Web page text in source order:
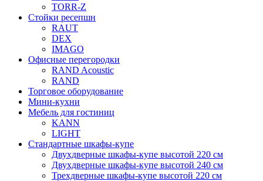
TORR-Z
Стойки ресепшн
RAUT
DEX
IMAGO
Офисные перегородки
RAND Acoustic
RAND
Торговое оборудование
Мини-кухни
Мебель для гостиниц
KANN
LIGHT
Стандартные шкафы-купе
Двухдверные шкафы-купе высотой 220 см
Двухдверные шкафы-купе высотой 240 см
Трехдверные шкафы-купе высотой 220 см